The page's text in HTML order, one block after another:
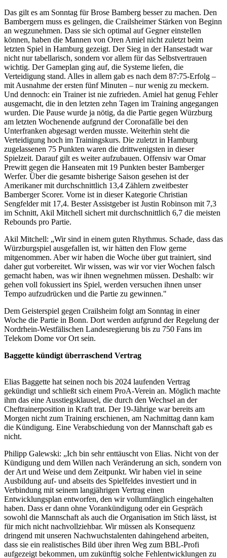
Das gilt es am Sonntag für Brose Bamberg besser zu machen. Den
Bambergern muss es gelingen, die Crailsheimer Stärken von Beginn
an wegzunehmen. Dass sie sich optimal auf Gegner einstellen
können, haben die Mannen von Oren Amiel nicht zuletzt beim
letzten Spiel in Hamburg gezeigt. Der Sieg in der Hansestadt war
nicht nur tabellarisch, sondern vor allem für das Selbstvertrauen
wichtig. Der Gameplan ging auf, die Systeme liefen, die
Verteidigung stand. Alles in allem gab es nach dem 87:75-Erfolg –
mit Ausnahme der ersten fünf Minuten – nur wenig zu meckern.
Und dennoch: ein Trainer ist nie zufrieden. Amiel hat genug Fehler
ausgemacht, die in den letzten zehn Tagen im Training angegangen
wurden. Die Pause wurde ja nötig, da die Partie gegen Würzburg
am letzten Wochenende aufgrund der Coronafälle bei den
Unterfranken abgesagt werden musste. Weiterhin steht die
Verteidigung hoch im Trainingskurs. Die zuletzt in Hamburg
zugelassenen 75 Punkten waren die drittwenigsten in dieser
Spielzeit. Darauf gilt es weiter aufzubauen. Offensiv war Omar
Prewitt gegen die Hanseaten mit 19 Punkten bester Bamberger
Werfer. Über die gesamte bisherige Saison gesehen ist der
Amerikaner mit durchschnittlich 13,4 Zählern zweitbester
Bamberger Scorer. Vorne ist in dieser Kategorie Christian
Sengfelder mit 17,4. Bester Assistgeber ist Justin Robinson mit 7,3
im Schnitt, Akil Mitchell sichert mit durchschnittlich 6,7 die meisten
Rebounds pro Partie.
Akil Mitchell: „Wir sind in einem guten Rhythmus. Schade, dass das
Würzburgspiel ausgefallen ist, wir hätten den Flow gerne
mitgenommen. Aber wir haben die Woche über gut trainiert, sind
daher gut vorbereitet. Wir wissen, was wir vor vier Wochen falsch
gemacht haben, was wir ihnen wegnehmen müssen. Deshalb: wir
gehen voll fokussiert ins Spiel, werden versuchen ihnen unser
Tempo aufzudrücken und die Partie zu gewinnen."
Dem Geisterspiel gegen Crailsheim folgt am Sonntag in einer
Woche die Partie in Bonn. Dort werden aufgrund der Regelung der
Nordrhein-Westfälischen Landesregierung bis zu 750 Fans im
Telekom Dome vor Ort sein.
Baggette kündigt überraschend Vertrag
Elias Baggette hat seinen noch bis 2024 laufenden Vertrag
gekündigt und schließt sich einem ProA-Verein an. Möglich machte
ihm das eine Ausstiegsklausel, die durch den Wechsel an der
Cheftrainerposition in Kraft trat. Der 19-Jährige war bereits am
Morgen nicht zum Training erschienen, am Nachmittag dann kam
die Kündigung. Eine Verabschiedung von der Mannschaft gab es
nicht.
Philipp Galewski: „Ich bin sehr enttäuscht von Elias. Nicht von der
Kündigung und dem Willen nach Veränderung an sich, sondern von
der Art und Weise und dem Zeitpunkt. Wir haben viel in seine
Ausbildung auf- und abseits des Spielfeldes investiert und in
Verbindung mit seinem langjährigen Vertrag einen
Entwicklungsplan entworfen, den wir vollumfänglich eingehalten
haben. Dass er dann ohne Vorankündigung oder ein Gespräch
sowohl die Mannschaft als auch die Organisation im Stich lässt, ist
für mich nicht nachvollziehbar. Wir müssen als Konsequenz
dringend mit unseren Nachwuchstalenten dahingehend arbeiten,
dass sie ein realistisches Bild über ihren Weg zum BBL-Profi
aufgezeigt bekommen, um zukünftig solche Fehlentwicklungen zu